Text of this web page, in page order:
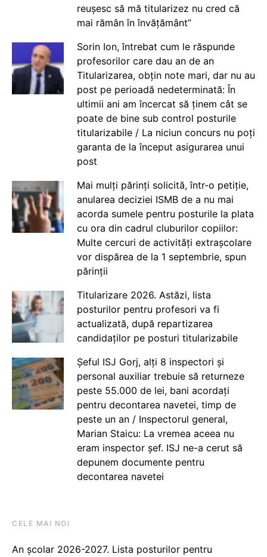
reușesc să mă titularizez nu cred că
mai rămân în învățământ”
Sorin Ion, întrebat cum le răspunde
profesorilor care dau an de an
Titularizarea, obțin note mari, dar nu au
post pe perioadă nedeterminată: În
ultimii ani am încercat să ținem cât se
poate de bine sub control posturile
titularizabile / La niciun concurs nu poți
garanta de la început asigurarea unui
post
Mai mulți părinți solicită, într-o petiție,
anularea deciziei ISMB de a nu mai
acorda sumele pentru posturile la plata
cu ora din cadrul cluburilor copiilor:
Multe cercuri de activități extrașcolare
vor dispărea de la 1 septembrie, spun
părinții
Titularizare 2026. Astăzi, lista
posturilor pentru profesori va fi
actualizată, după repartizarea
candidaților pe posturi titularizabile
Șeful ISJ Gorj, alți 8 inspectori și
personal auxiliar trebuie să returneze
peste 55.000 de lei, bani acordați
pentru decontarea navetei, timp de
peste un an / Inspectorul general,
Marian Staicu: La vremea aceea nu
eram inspector șef. ISJ ne-a cerut să
depunem documente pentru
decontarea navetei
CELE MAI NOI
An școlar 2026-2027. Lista posturilor pentru